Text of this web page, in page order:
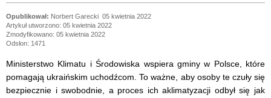
Norbert Garecki 05 kwietnia 2022
Artykuł utworzono: 05 kwietnia 2022
Zmodyfikowano: 05 kwietnia 2022
Odsłon: 1471
Ministerstwo Klimatu i Środowiska wspiera gminy w Polsce, które
pomagają ukraińskim uchodźcom. To ważne, aby osoby te czuły się
bezpiecznie i swobodnie, a proces ich aklimatyzacji odbył się jak